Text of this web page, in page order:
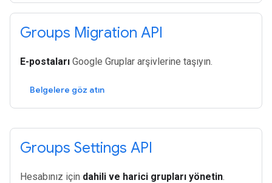
Groups Migration API
E-postaları Google Gruplar arşivlerine taşıyın.
Belgelere göz atın
Groups Settings API
Hesabınız için dahili ve harici grupları yönetin.